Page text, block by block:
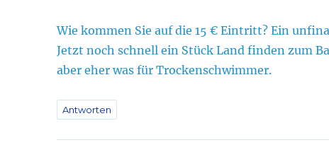
Wie kommen Sie auf die 15 € Eintritt? Ein
Jetzt noch schnell ein Stück Land finden zum
aber eher was für Trockenschwimmer.
Antworten